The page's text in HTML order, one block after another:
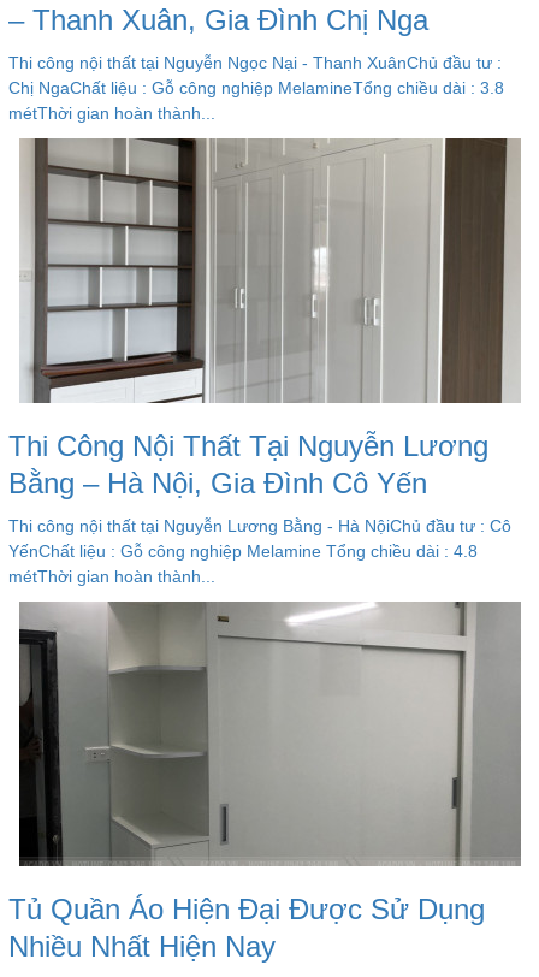
– Thanh Xuân, Gia Đình Chị Nga
Thi công nội thất tại Nguyễn Ngọc Nại - Thanh XuânChủ đầu tư :
Chị NgaChất liệu : Gỗ công nghiệp MelamineTổng chiều dài : 3.8
métThời gian hoàn thành...
Thi Công Nội Thất Tại Nguyễn Lương
Bằng – Hà Nội, Gia Đình Cô Yến
Thi công nội thất tại Nguyễn Lương Bằng - Hà NộiChủ đầu tư : Cô
YếnChất liệu : Gỗ công nghiệp Melamine Tổng chiều dài : 4.8
métThời gian hoàn thành...
Tủ Quần Áo Hiện Đại Được Sử Dụng
Nhiều Nhất Hiện Nay